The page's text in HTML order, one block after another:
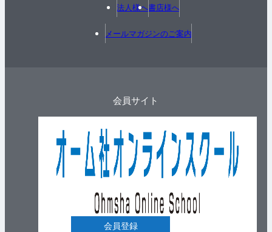
法人様へ書店様へ
メールマガジンのご案内
会員サイト
会員登録